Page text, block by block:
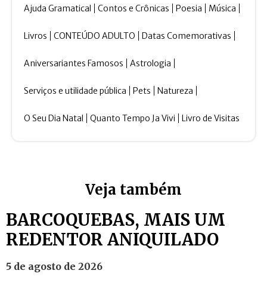
Ajuda Gramatical Contos e Crônicas Poesia Música
Livros CONTEÚDO ADULTO Datas Comemorativas
Aniversariantes Famosos Astrologia
Serviços e utilidade pública Pets Natureza
O Seu Dia Natal Quanto Tempo Ja Vivi Livro de Visitas
Veja também
BARCOQUEBAS, MAIS UM
REDENTOR ANIQUILADO
5 de agosto de 2026